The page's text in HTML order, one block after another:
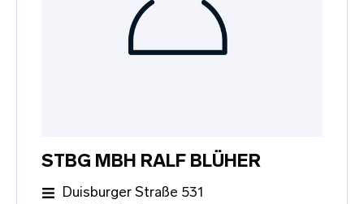
STBG MBH RALF BLÜHER
Duisburger Straße 531